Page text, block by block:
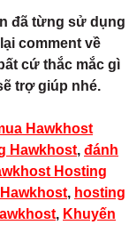
đã từng sử dụng
comment về
cứ thắc mắc gì
trợ giúp nhé.
Hawkhost
Hawkhost, đánh
Hosting
, hosting
, Khuyến